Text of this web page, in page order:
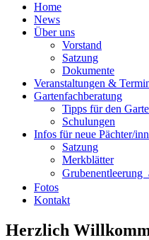
Home
News
Über uns
Vorstand
Satzung
Dokumente
Veranstaltungen &
Gartenfachberatung
Tipps für den
Schulungen
Infos für neue Pächter/
Satzung
Merkblätter
Grubenentleerung
Fotos
Kontakt
Herzlich